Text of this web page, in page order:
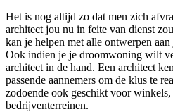
Het is nog altijd zo dat men zich
architect jou nu in feite van dienst
kan je helpen met alle ontwerpen
Ook indien je je droomwoning wilt
architect in de hand. Een architect
passende aannemers om de klus te
zodoende ook geschikt voor
bedrijventerreinen.